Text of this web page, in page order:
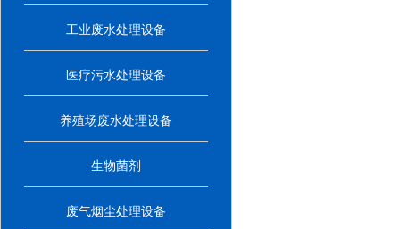
工业废水处理设备
医疗污水处理设备
养殖场废水处理设备
生物菌剂
废气烟尘处理设备